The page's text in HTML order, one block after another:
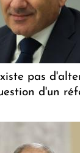
pas
d'un